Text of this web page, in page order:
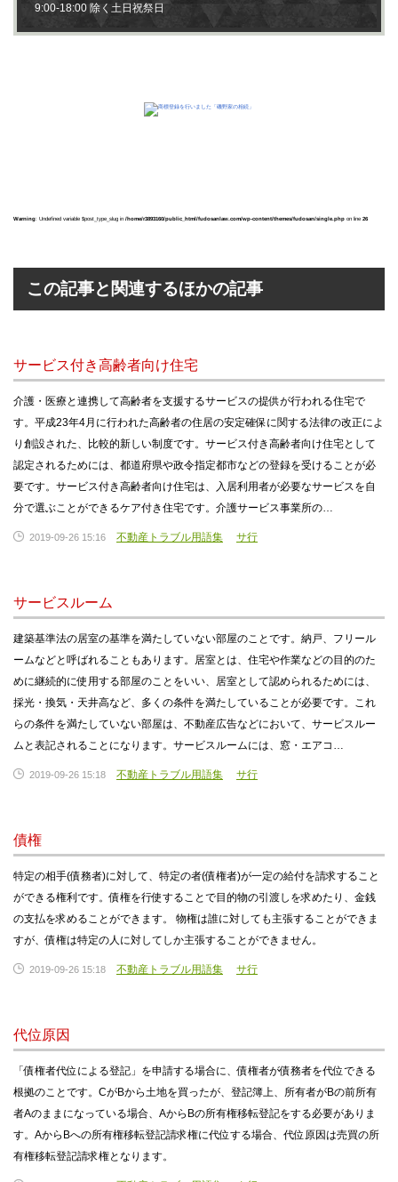
9:00-18:00 除く土日祝祭日
Warning: Undefined variable $post_type_slug in /home/r3893160/public_html/fudosanlaw.com/wp-content/themes/fudosan/single.php on line 26
この記事と関連するほかの記事
サービス付き高齢者向け住宅
介護・医療と連携して高齢者を支援するサービスの提供が行われる住宅で
す。平成23年4月に行われた高齢者の住居の安定確保に関する法律の改正によ
り創設された、比較的新しい制度です。サービス付き高齢者向け住宅として
認定されるためには、都道府県や政令指定都市などの登録を受けることが必
要です。サービス付き高齢者向け住宅は、入居利用者が必要なサービスを自
分で選ぶことができるケア付き住宅です。介護サービス事業所の…
2019-09-26 15:16 不動産トラブル用語集 サ行
サービスルーム
建築基準法の居室の基準を満たしていない部屋のことです。納戸、フリール
ームなどと呼ばれることもあります。居室とは、住宅や作業などの目的のた
めに継続的に使用する部屋のことをいい、居室として認められるためには、
採光・換気・天井高など、多くの条件を満たしていることが必要です。これ
らの条件を満たしていない部屋は、不動産広告などにおいて、サービスルー
ムと表記されることになります。サービスルームには、窓・エアコ…
2019-09-26 15:18 不動産トラブル用語集 サ行
債権
特定の相手(債務者)に対して、特定の者(債権者)が一定の給付を請求すること
ができる権利です。債権を行使することで目的物の引渡しを求めたり、金銭
の支払を求めることができます。 物権は誰に対しても主張することができま
すが、債権は特定の人に対してしか主張することができません。
2019-09-26 15:18 不動産トラブル用語集 サ行
代位原因
「債権者代位による登記」を申請する場合に、債権者が債務者を代位できる
根拠のことです。CがBから土地を買ったが、登記簿上、所有者がBの前所有
者Aのままになっている場合、AからBの所有権移転登記をする必要がありま
す。AからBへの所有権移転登記請求権に代位する場合、代位原因は売買の所
有権移転登記請求権となります。